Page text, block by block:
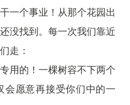
一个事业！从那个花园出
没找到。每一次我们靠近
走：
用的！一棵树容不下两个
会愿意再接受你们中的一